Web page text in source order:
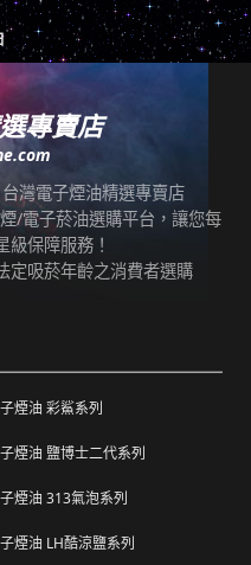
款並取貨者，請確認您提
裹是否一致，順利付款後
店未取貨者，或會影響
而導致無法再次使用超商取
時前往取貨。
皆有發生延誤之可能，我們
24小時內出貨，但無法保
延遲。
所出入）
，請聯絡客服中心協助海外
題，請拍照/錄影並聯絡本
換貨保固處理。
非人為問題，可免費退/換
後若要退/換全新未拆封非
金額的20%服務費，並需
。
途中均有可能因為壓力改
如發現滲漏，請拍照/錄影
退換。有其他疑慮請聯絡
寫文字。
銷活動（ 如滿減、免運等
專賣店
灣電子煙油精選專賣店
/電子菸油選購平台，讓您每
級保障服務！
定吸菸年齡之消費者選購
煙油 彩鯊系列
煙油 鹽博士二代系列
煙油 313氣泡系列
煙油 LH酷涼鹽系列